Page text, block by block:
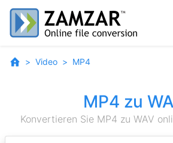
Video MP4
MP4 zu
Konvertieren Sie MP4 zu WAV